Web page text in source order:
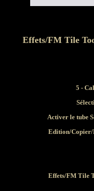
Effets/FM Tile
5 -
Activer le tube
Edition/Copier/
Effets/FM Tile